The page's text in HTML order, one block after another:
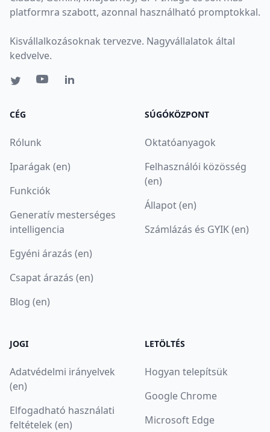
platformra szabott, azonnal használható promptokkal.
Kisvállalkozásoknak tervezve. Nagyvállalatok által
kedvelve.
CÉG
Rólunk
Iparágak (en)
Funkciók
Generatív mesterséges
intelligencia
Egyéni árazás (en)
Csapat árazás (en)
Blog (en)
SÚGÓKÖZPONT
Oktatóanyagok
Felhasználói közösség
(en)
Állapot (en)
Számlázás és GYIK (en)
JOGI
Adatvédelmi irányelvek
(en)
Elfogadható használati
feltételek (en)
LETÖLTÉS
Hogyan telepítsük
Google Chrome
Microsoft Edge